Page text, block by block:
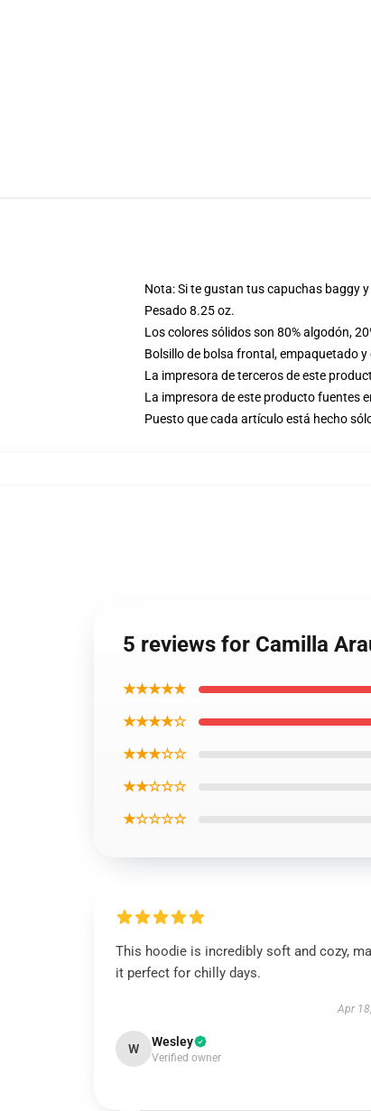
Nota: Si te gustan tus capuchas baggy
Pesado 8.25 oz.
Los colores sólidos son 80% algodón,
Bolsillo de bolsa frontal, empaquetado
La impresora de terceros de este
La impresora de este producto fuentes
Puesto que cada artículo está hecho
5 reviews for Camilla
★★★★★
★★★★☆
★★★☆☆
★★☆☆☆
★☆☆☆☆
This hoodie is incredibly soft and cozy,
it perfect for chilly days.
Apr
W Wesley
Verified owner